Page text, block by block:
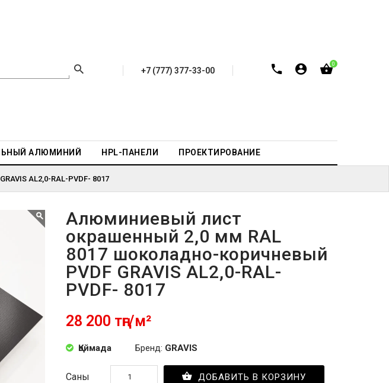
+7 (777) 377-33-00
0
АЛЮМИНИЙ HPL-ПАНЕЛИ ПРОЕКТИРОВАНИЕ
AL2,0-RAL-PVDF- 8017
Алюминиевый лист
окрашенный 2,0 мм RAL
8017 шоколадно-коричневый
PVDF GRAVIS AL2,0-RAL-
PVDF- 8017
28 200 тңг/м²
Қоймада Бренд: GRAVIS
Саны ДОБАВИТЬ В КОРЗИНУ